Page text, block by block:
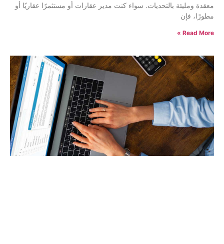
معقدة ومليئة بالتحديات. سواء كنت مدير عقارات أو مستثمرًا عقاريًا أو
مطورًا، فإن
Read More »